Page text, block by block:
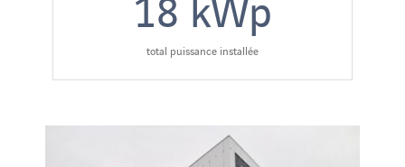
total puissance installée